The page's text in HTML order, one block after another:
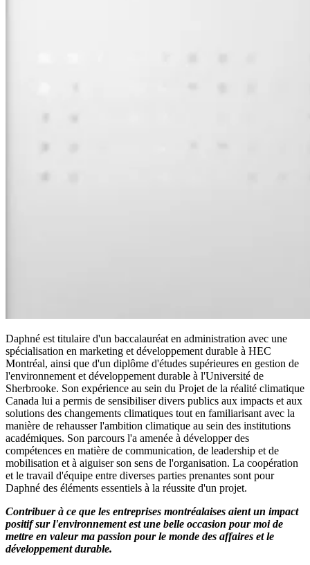
Daphné est titulaire d'un baccalauréat en administration avec une
spécialisation en marketing et développement durable à HEC
Montréal, ainsi que d'un diplôme d'études supérieures en gestion de
l'environnement et développement durable à l'Université de
Sherbrooke. Son expérience au sein du Projet de la réalité climatique
Canada lui a permis de sensibiliser divers publics aux impacts et aux
solutions des changements climatiques tout en familiarisant avec la
manière de rehausser l'ambition climatique au sein des institutions
académiques. Son parcours l'a amenée à développer des
compétences en matière de communication, de leadership et de
mobilisation et à aiguiser son sens de l'organisation. La coopération
et le travail d'équipe entre diverses parties prenantes sont pour
Daphné des éléments essentiels à la réussite d'un projet.
Contribuer à ce que les entreprises montréalaises aient un impact
positif sur l'environnement est une belle occasion pour moi de
mettre en valeur ma passion pour le monde des affaires et le
développement durable.